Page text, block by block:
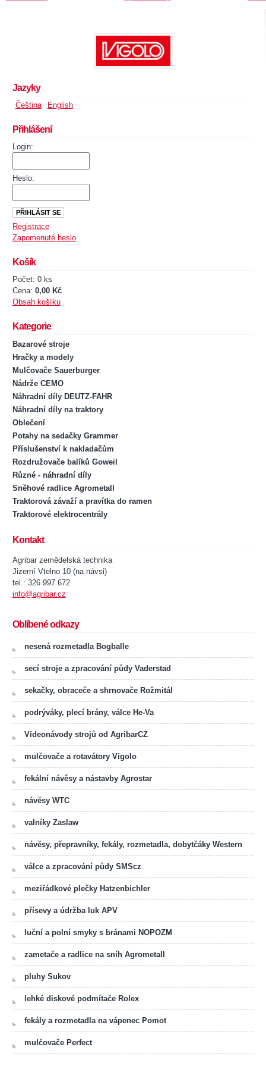
Jazyky
Čeština English
Přihlášení
Login:
Heslo:
Registrace
Zapomenuté heslo
Košík
Počet: 0 ks
Cena: 0,00 Kč
Obsah košíku
Kategorie
Bazarové stroje
Hračky a modely
Mulčovače Sauerburger
Nádrže CEMO
Náhradní díly DEUTZ-FAHR
Náhradní díly na traktory
Oblečení
Potahy na sedačky Grammer
Příslušenství k nakladačům
Rozdružovače balíků Goweil
Různé - náhradní díly
Sněhové radlice Agrometall
Traktorová závaží a pravítka do ramen
Traktorové elektrocentrály
Kontakt
Agribar zemědelská technika
Jizerní Vtelno 10 (na návsi)
tel.: 326 997 672
info@agribar.cz
Oblíbené odkazy
nesená rozmetadla Bogballe
secí stroje a zpracování půdy Vaderstad
sekačky, obraceče a shrnovače Rožmitál
podrýváky, plecí brány, válce He-Va
Videonávody strojů od AgribarCZ
mulčovače a rotavátory Vigolo
fekální návěsy a nástavby Agrostar
návěsy WTC
valníky Zaslaw
návěsy, přepravníky, fekály, rozmetadla, dobytčáky Western
válce a zpracování půdy SMScz
meziřádkové plečky Hatzenbichler
přísevy a údržba luk APV
luční a polní smyky s bránami NOPOZM
zametače a radlice na sníh Agrometall
pluhy Sukov
lehké diskové podmítače Rolex
fekály a rozmetadla na vápenec Pomot
mulčovače Perfect